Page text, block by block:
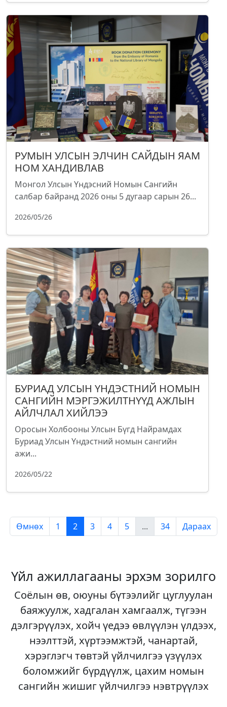
РУМЫН УЛСЫН ЭЛЧИН САЙДЫН ЯАМ
НОМ ХАНДИВЛАВ
Монгол Улсын Үндэсний Номын Сангийн
салбар байранд 2026 оны 5 дугаар сарын 26...
2026/05/26
БУРИАД УЛСЫН ҮНДЭСТНИЙ НОМЫН
САНГИЙН МЭРГЭЖИЛТНҮҮД АЖЛЫН
АЙЛЧЛАЛ ХИЙЛЭЭ
Оросын Холбооны Улсын Бүгд Найрамдах
Буриад Улсын Үндэстний номын сангийн
ажи...
2026/05/22
Өмнөх 1 2 3 4 5 ... 34 Дараах
Үйл ажиллагааны эрхэм зорилго
Соёлын өв, оюуны бүтээлийг цуглуулан
баяжуулж, хадгалан хамгаалж, түгээн
дэлгэрүүлэх, хойч үедээ өвлүүлэн үлдээх,
нээлттэй, хүртээмжтэй, чанартай,
хэрэглэгч төвтэй үйлчилгээ үзүүлэх
боломжийг бүрдүүлж, цахим номын
сангийн жишиг үйлчилгээ нэвтрүүлэх